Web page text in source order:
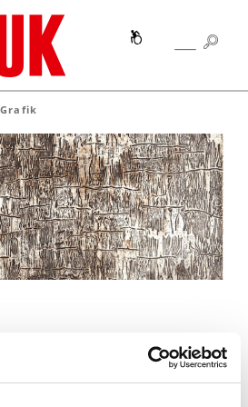
SEARCH